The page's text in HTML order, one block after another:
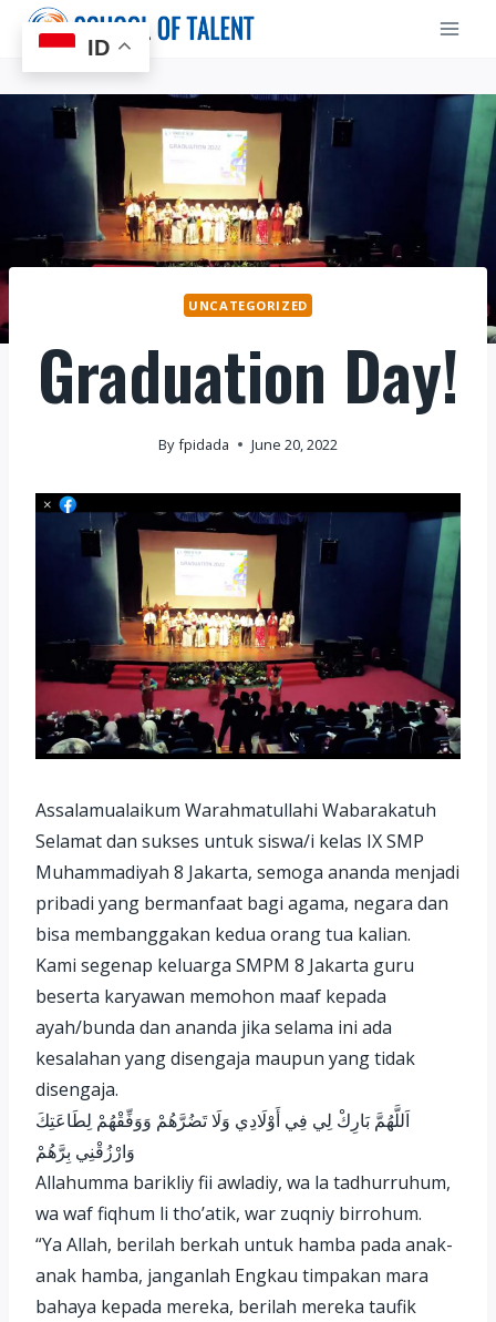
Skip
content
UNCATEGORIZED
Graduation Day!
Byfpidada June 20, 2022
Assalamualaikum Warahmatullahi Wabarakatuh
Selamat dan sukses untuk siswa/i kelas IX SMP
Muhammadiyah 8 Jakarta, semoga ananda menjadi
pribadi yang bermanfaat bagi agama, negara dan
bisa membanggakan kedua orang tua kalian.
Kami segenap keluarga SMPM 8 Jakarta guru
beserta karyawan memohon maaf kepada
ayah/bunda dan ananda jika selama ini ada
kesalahan yang disengaja maupun yang tidak
disengaja.
اَللَّهُمَّ بَارِكْ لِي فِي أَوْلَادِي وَلَا تَضُرَّهُمْ وَوَفِّقْهُمْ لِطَاعَتِكَ
وَارْزُقْنِي بِرَّهُمْ
Allahumma barikliy fii awladiy, wa la tadhurruhum,
wa waf fiqhum li tho’atik, war zuqniy birrohum.
“Ya Allah, berilah berkah untuk hamba pada anak-
anak hamba, janganlah Engkau timpakan mara
bahaya kepada mereka, berilah mereka taufik
ID